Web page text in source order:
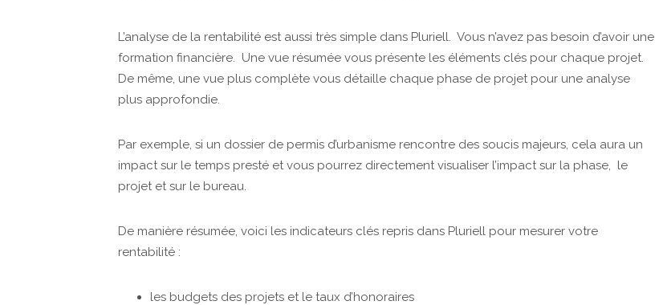
L’analyse de la rentabilité est aussi très simple dans Pluriell. Vous n’avez pas besoin d’avoir une
formation financière. Une vue résumée vous présente les éléments clés pour chaque projet.
De même, une vue plus complète vous détaille chaque phase de projet pour une analyse
plus approfondie.
Par exemple, si un dossier de permis d’urbanisme rencontre des soucis majeurs, cela aura un
impact sur le temps presté et vous pourrez directement visualiser l’impact sur la phase, le
projet et sur le bureau.
De manière résumée, voici les indicateurs clés repris dans Pluriell pour mesurer votre
rentabilité :
les budgets des projets et le taux d’honoraires